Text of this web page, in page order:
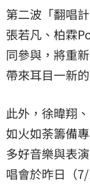
第二波「翻唱
張若凡、柏霖
同參與，將重
帶來耳目一新
此外，徐暐翔、
如火如荼籌備
多好音樂與表
唱會於昨日（